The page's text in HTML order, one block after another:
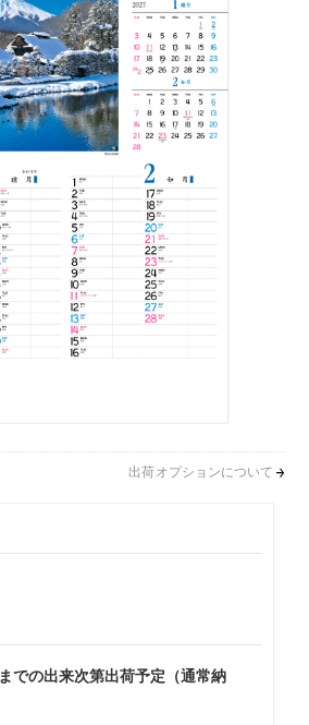
出荷オプションについて
までの出来次第出荷予定（通常納